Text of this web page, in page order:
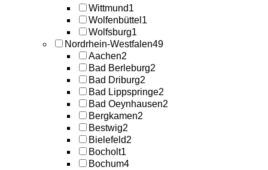
Wittmund1
Wolfenbüttel 1
Wolfsburg1
Nordrhein-Westfalen49
Aachen2
Bad Berleburg2
Bad Driburg2
Bad Lippspringe2
Bad Oeynhausen2
Bergkamen2
Bestwig2
Bielefeld2
Bocholt1
Bochum4